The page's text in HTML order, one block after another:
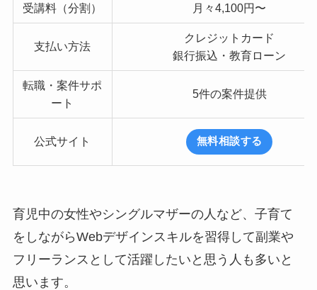
受講料（分割） 月々4,100円〜
支払い方法
クレジットカード
銀行振込・教育ローン
転職・案件サポ
ート
5件の案件提供
公式サイト 無料相談する
育児中の女性やシングルマザーの人など、子育て
をしながらWebデザインスキルを習得して副業や
フリーランスとして活躍したいと思う人も多いと
思います。